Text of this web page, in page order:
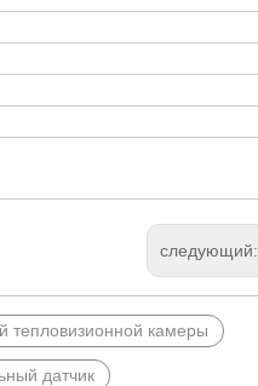
следующий:
тепловизионной камеры
датчик